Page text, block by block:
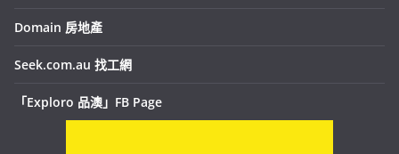
Domain 房地產
Seek.com.au 找工網
「Exploro 品澳」FB Page